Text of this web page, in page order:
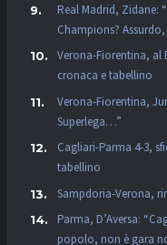
Real Madrid, Zidane:
Champions?
Verona-Fiorentina, al
cronaca e tabellino
Verona-Fiorentina,
Superlega…”
Cagliari-Parma 4-3,
tabellino
Sampdoria-Verona,
Parma, D’Aversa:
popolo, non è gara